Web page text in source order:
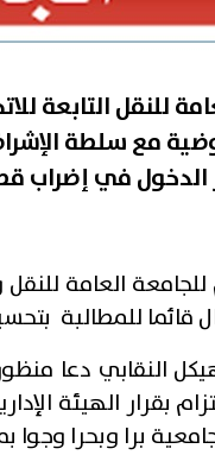
للنقل التابعة
مع سلطة
للجامعة العامة
قائما للمطالبة
النقابي دعا
بقرار الهيئة
برا وبحرا